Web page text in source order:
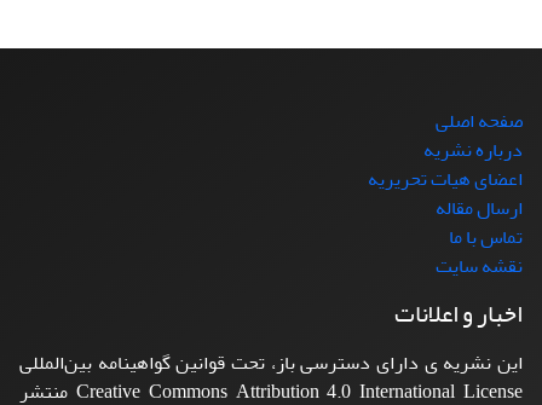
صفحه اصلی
درباره نشریه
اعضای هیات تحریریه
ارسال مقاله
تماس با ما
نقشه سایت
اخبار و اعلانات
این نشریه ی دارای دسترسی باز، تحت قوانین گواهینامه بین‌المللی
Creative Commons Attribution 4.0 International License منتشر